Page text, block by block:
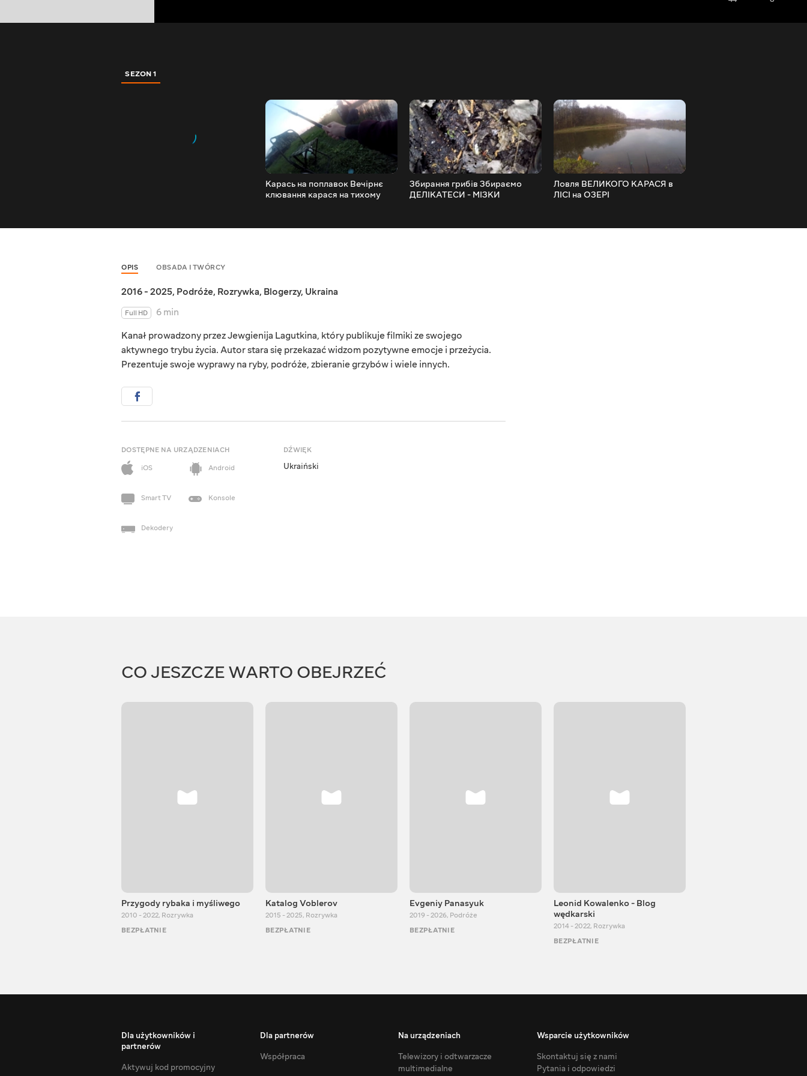
SEZON 1
Карась на поплавок Вечірнє
клювання карася на тихому
Збирання грибів Збираємо
ДЕЛІКАТЕСИ - МІЗКИ
Ловля ВЕЛИКОГО КАРАСЯ в
ЛІСІ на ОЗЕРІ
OPIS OBSADA I TWÓRCY
2016 - 2025, Podróże, Rozrywka, Blogerzy, Ukraina
Full HD
6 min
Kanał prowadzony przez Jewgienija Lagutkina, który publikuje filmiki ze swojego
aktywnego trybu życia. Autor stara się przekazać widzom pozytywne emocje i przeżycia.
Prezentuje swoje wyprawy na ryby, podróże, zbieranie grzybów i wiele innych.
DOSTĘPNE NA URZĄDZENIACH
iOS
Android
Smart TV Konsole
Dekodery
DŹWIĘK
Ukraiński
CO JESZCZE WARTO OBEJRZEĆ
Przygody rybaka i myśliwego
2010 - 2022, Rozrywka
BEZPŁATNIE
Katalog Voblerov
2015 - 2025, Rozrywka
BEZPŁATNIE
Evgeniy Panasyuk
2019 - 2026, Podróże
BEZPŁATNIE
Leonid Kowalenko - Blog
wędkarski
2014 - 2022, Rozrywka
BEZPŁATNIE
Dla użytkowników i
partnerów
Aktywuj kod promocyjny
Dla partnerów
Współpraca
Na urządzeniach
Telewizory i odtwarzacze
multimedialne
Wsparcie użytkowników
Skontaktuj się z nami
Pytania i odpowiedzi